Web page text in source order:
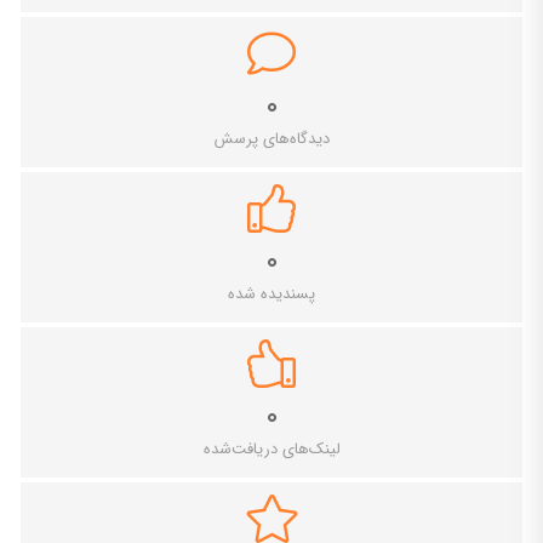
۰
دیدگاه‌های پرسش
۰
پسندیده شده
۰
لینک‌های دریافت‌شده